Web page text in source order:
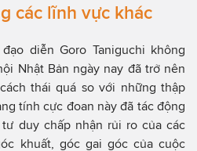
các lĩnh vực khác
diễn Goro Taniguchi không
Nhật Bản ngày nay đã trở nên
thái quá so với những thập
tính cực đoan này đã tác động
duy chấp nhận rủi ro của các
khuất, góc gai góc của cuộc